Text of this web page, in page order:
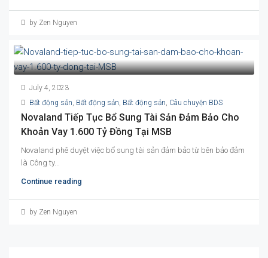
by Zen Nguyen
July 4, 2023
Bất động sản Bất động sản Bất động sản Câu chuyện BDS
Novaland Tiếp Tục Bổ Sung Tài Sản Đảm Bảo Cho
Khoản Vay 1.600 Tỷ Đồng Tại MSB
Novaland phê duyệt việc bổ sung tài sản đảm bảo từ bên bảo đảm
là Công ty...
Continue reading
by Zen Nguyen